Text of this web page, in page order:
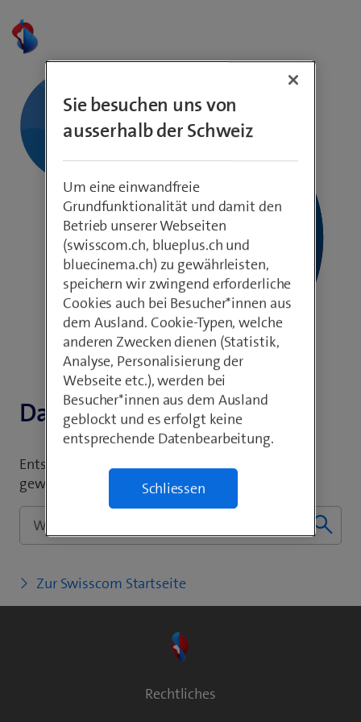
Da ist etwas schief gelaufen
Entschuldigung, wir können die von Ihnen
gewünschte Seite leider nicht anzeigen.
Zur Swisscom Startseite
Rechtliches
Sie besuchen uns von
ausserhalb der Schweiz
Um eine einwandfreie
Grundfunktionalität und damit den
Betrieb unserer Webseiten
(swisscom.ch, blueplus.ch und
bluecinema.ch) zu gewährleisten,
speichern wir zwingend erforderliche
Cookies auch bei Besucher*innen aus
dem Ausland. Cookie-Typen, welche
anderen Zwecken dienen (Statistik,
Analyse, Personalisierung der
Webseite etc.), werden bei
Besucher*innen aus dem Ausland
geblockt und es erfolgt keine
entsprechende Datenbearbeitung.
Schliessen